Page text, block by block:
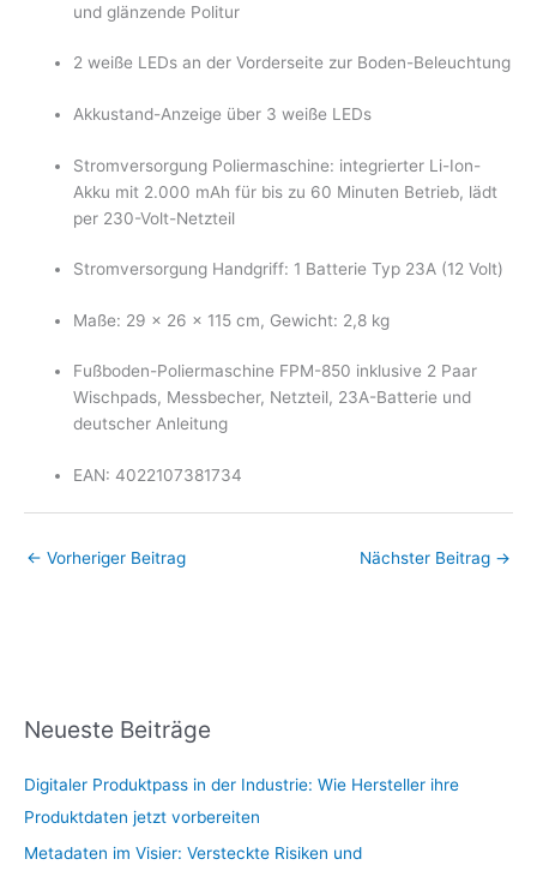
und glänzende Politur
2 weiße LEDs an der Vorderseite zur Boden-Beleuchtung
Akkustand-Anzeige über 3 weiße LEDs
Stromversorgung Poliermaschine: integrierter Li-Ion-
Akku mit 2.000 mAh für bis zu 60 Minuten Betrieb, lädt
per 230-Volt-Netzteil
Stromversorgung Handgriff: 1 Batterie Typ 23A (12 Volt)
Maße: 29 x 26 x 115 cm, Gewicht: 2,8 kg
Fußboden-Poliermaschine FPM-850 inklusive 2 Paar
Wischpads, Messbecher, Netzteil, 23A-Batterie und
deutscher Anleitung
EAN: 4022107381734
← Vorheriger Beitrag Nächster Beitrag →
Neueste Beiträge
Digitaler Produktpass in der Industrie: Wie Hersteller ihre
Produktdaten jetzt vorbereiten
Metadaten im Visier: Versteckte Risiken und